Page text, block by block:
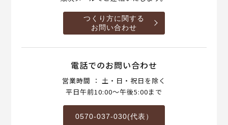
つくり方に関する
お問い合わせ
電話でのお問い合わせ
営業時間 ： 土・日・祝日を除く
平日午前10:00～午後5:00まで
0570-037-030(代表）